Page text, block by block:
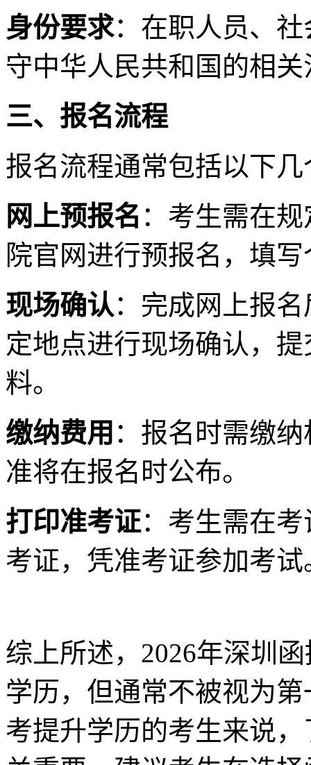
身份要求：在职人员、
守中华人民共和国的相
三、报名流程
报名流程通常包括以下
网上预报名 ：考生需在
院官网进行预报名，填
现场确认：完成网上报
定地点进行现场确认，
料。
缴纳费用 ：报名时需缴
准将在报名时公布。
打印准考证：考生需在
考证，凭准考证参加考试
综上所述，2026年深圳
学历，但通常不被视为
考提升学历的考生来说